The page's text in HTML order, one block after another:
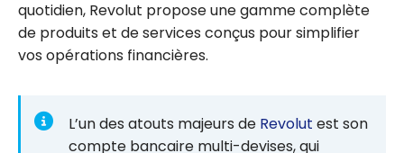
quotidien, Revolut propose une gamme complète
de produits et de services conçus pour simplifier
vos opérations financières.
L’un des atouts majeurs de Revolut est son
compte bancaire multi-devises, qui